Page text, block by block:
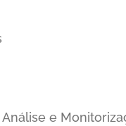
Análise e